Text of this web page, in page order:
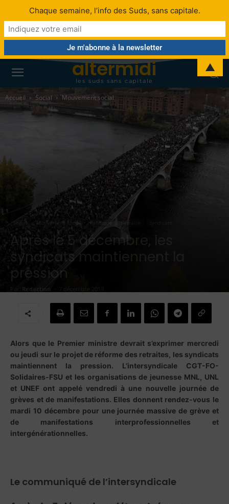
altermidi
les suds sans capitale
Accueil Social Mouvement social
Social Mouvement social Politique Retraite
Après le 5 décembre, les
syndicats maintiennent la
pression
Redaction
Alors que le Premier ministre devrait s’exprimer mercredi
ou jeudi sur le projet de réforme des retraites, les syndicats
maintiennent la pression. L’intersyndicale CGT-FO-
Solidaires-FSU et les organisations de jeunesse MNL, UNL
et UNEF ont appelé vendredi à une nouvelle journée de
grèves et de manifestations. Elles donnent rendez-vous le
mardi 10 décembre pour une journée massive de grève et
de manifestations interprofessionnelles et
intergénérationnelles.
Le communiqué de l’intersyndicale
Chaque semaine, l’info des Suds, sans capitale.
▲